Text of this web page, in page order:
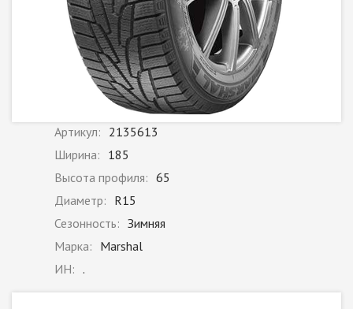
Артикул: 2135613
Ширина: 185
Высота профиля: 65
Диаметр: R15
Сезонность: Зимняя
Марка: Marshal
ИН: .